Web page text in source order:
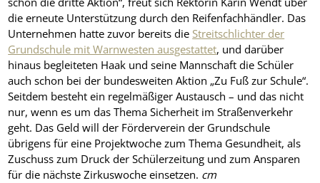
die erneute Unterstützung durch den Reifenfachhändler. Das
Unternehmen hatte zuvor bereits die Streitschlichter der
Grundschule mit Warnwesten ausgestattet, und darüber
hinaus begleiteten Haak und seine Mannschaft die Schüler
auch schon bei der bundesweiten Aktion „Zu Fuß zur Schule“.
Seitdem besteht ein regelmäßiger Austausch – und das nicht
nur, wenn es um das Thema Sicherheit im Straßenverkehr
geht. Das Geld will der Förderverein der Grundschule
übrigens für eine Projektwoche zum Thema Gesundheit, als
Zuschuss zum Druck der Schülerzeitung und zum Ansparen
für die nächste Zirkuswoche einsetzen. cm